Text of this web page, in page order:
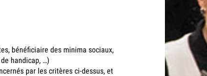
bénéficiaire des minima sociaux,
handicap, …)
par les critères ci-dessus, et